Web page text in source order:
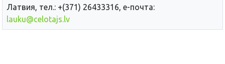
Латвия, тел.: +(371) 26433316, е-почта:
lauku@celotajs.lv